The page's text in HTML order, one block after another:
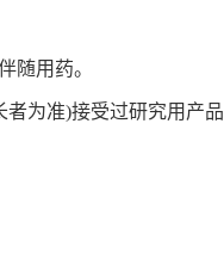
随用药。
为准)接受过研究用产品